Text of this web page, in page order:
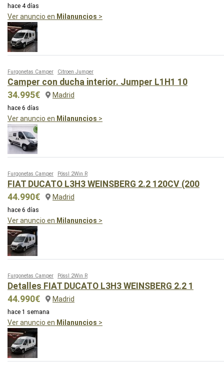
hace 4 días
Ver anuncio en Milanuncios >
Furgonetas Camper Citroen Jumper
Camper con ducha interior. Jumper L1H1 10
34.995€
Madrid
hace 6 días
Ver anuncio en Milanuncios >
Furgonetas Camper Pössl 2Win R
FIAT DUCATO L3H3 WEINSBERG 2.2 120CV (200
44.990€
Madrid
hace 6 días
Ver anuncio en Milanuncios >
Furgonetas Camper Pössl 2Win R
Detalles FIAT DUCATO L3H3 WEINSBERG 2.2 1
44.990€
Madrid
hace 1 semana
Ver anuncio en Milanuncios >